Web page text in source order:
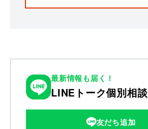
最新情報も届く！
LINEトーク個別相談
友だち追加